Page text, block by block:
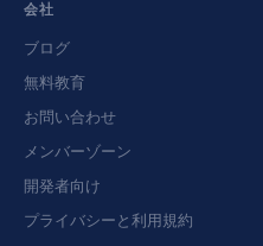
会社
ブログ
無料教育
お問い合わせ
メンバーゾーン
開発者向け
プライバシーと利用規約